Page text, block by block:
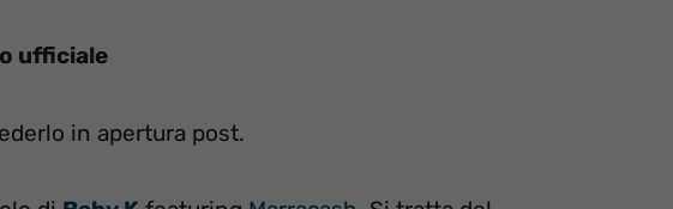
ufficiale
in apertura post.